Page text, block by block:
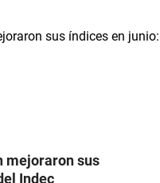
mejoraron sus
Indec